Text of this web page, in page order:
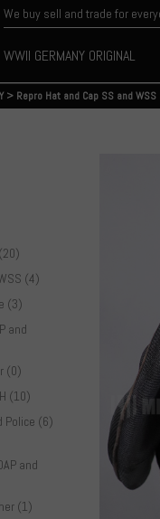
We buy sell and trade for
WWII GERMANY ORIGINAL
> Repro Hat and Cap SS and WSS
(4)
(3)
and
(0)
(10)
Police (6)
and
(1)